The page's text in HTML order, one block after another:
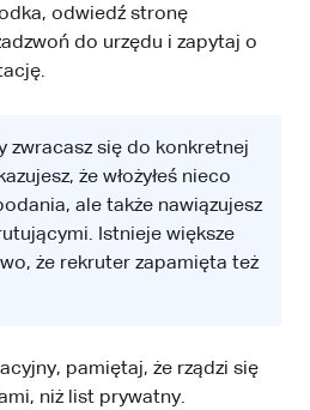
odwiedź stronę
do urzędu i zapytaj o
zwracasz się do konkretnej
że włożyłeś nieco
ale także nawiązujesz
Istnieje większe
że rekruter zapamięta też
pamiętaj, że rządzi się
niż list prywatny.